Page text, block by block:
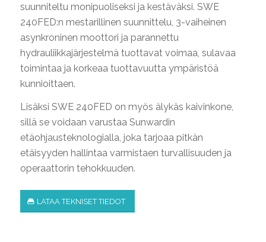
suunniteltu monipuoliseksi ja kestäväksi. SWE
240FED:n mestarillinen suunnittelu, 3-vaiheinen
asynkroninen moottori ja parannettu
hydrauliikkajärjestelmä tuottavat voimaa, sulavaa
toimintaa ja korkeaa tuottavuutta ympäristöä
kunnioittaen.
Lisäksi SWE 240FED on myös älykäs kaivinkone,
sillä se voidaan varustaa Sunwardin
etäohjausteknologialla, joka tarjoaa pitkän
etäisyyden hallintaa varmistaen turvallisuuden ja
operaattorin tehokkuuden.
LATAA TEKNISET TIEDOT